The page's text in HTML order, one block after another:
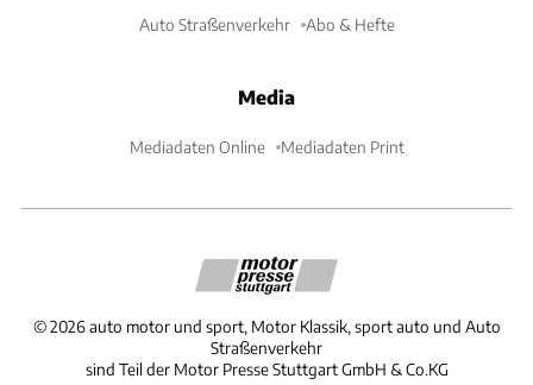
Auto Straßenverkehr Abo & Hefte
Media
Mediadaten Online Mediadaten Print
©2026 auto motor und sport, Motor Klassik, sport auto und Auto
Straßenverkehr
sind Teil der Motor Presse Stuttgart GmbH & Co.KG